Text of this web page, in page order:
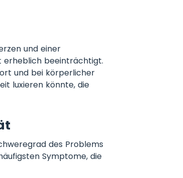
und einer
erheblich beeinträchtigt.
und bei körperlicher
luxieren könnte, die
des Problems
Symptome, die